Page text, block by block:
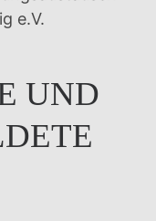
e.V.
UND